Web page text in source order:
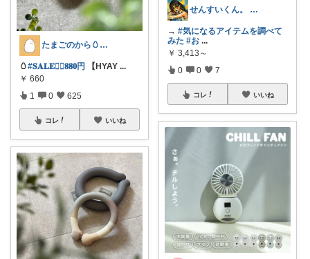
たまごのから🥚ラクに暮らす┊︎育児
🥚#𝐒𝐀𝐋𝐄❤️‍🔥𝟖𝟖𝟎円 【HYAY ...
￥ 660
1 0 625
コレ いいね
せんすいくん。 ＼情報の海へダイブ／
→ #気になるアイテムを調べて
みた #お ...
￥ 3,413～
0 0 7
コレ いいね